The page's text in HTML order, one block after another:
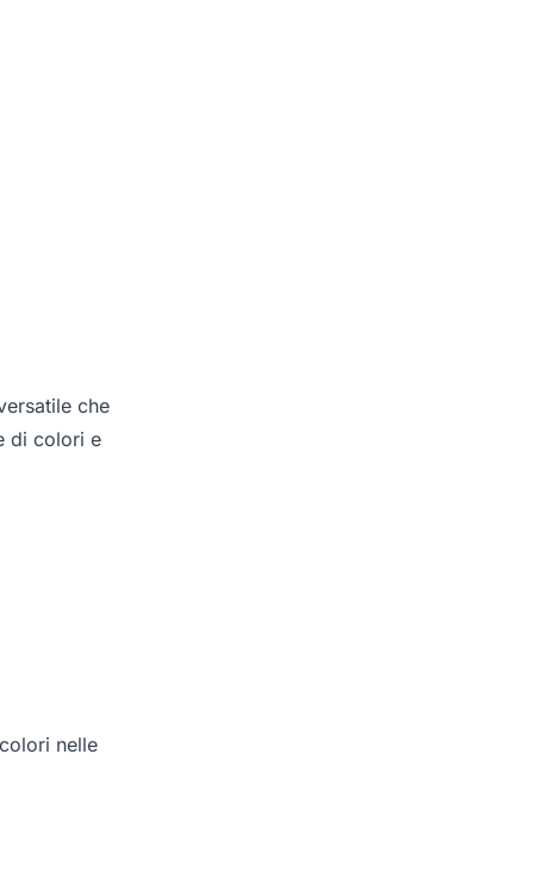
che
di colori e
nelle